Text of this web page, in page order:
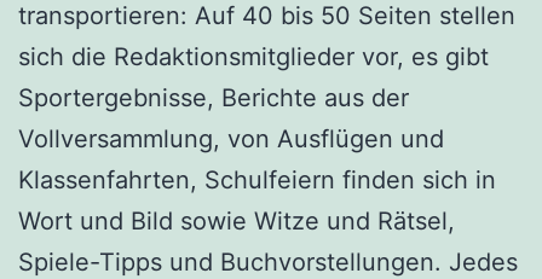
transportieren: Auf 40 bis 50 Seiten stellen
sich die Redaktionsmitglieder vor, es gibt
Sportergebnisse, Berichte aus der
Vollversammlung, von Ausflügen und
Klassenfahrten, Schulfeiern finden sich in
Wort und Bild sowie Witze und Rätsel,
Spiele-Tipps und Buchvorstellungen. Jedes